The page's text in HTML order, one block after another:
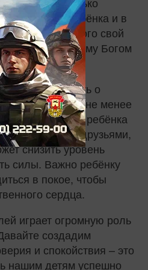
в своего ребёнка и в
что у каждого свой
данное ему Богом
Важно помнить о
но отдых не менее
интересы ребёнка
общение с друзьями,
снизить уровень
силы. Важно ребёнку
в покое, чтобы
сердца.
играет огромную роль
создадим
и спокойствия – это
нашим детям успешно